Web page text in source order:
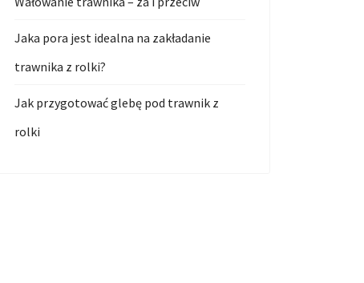
Jaka pora jest idealna na zakładanie
trawnika z rolki?
Jak przygotować glebę pod trawnik z
rolki